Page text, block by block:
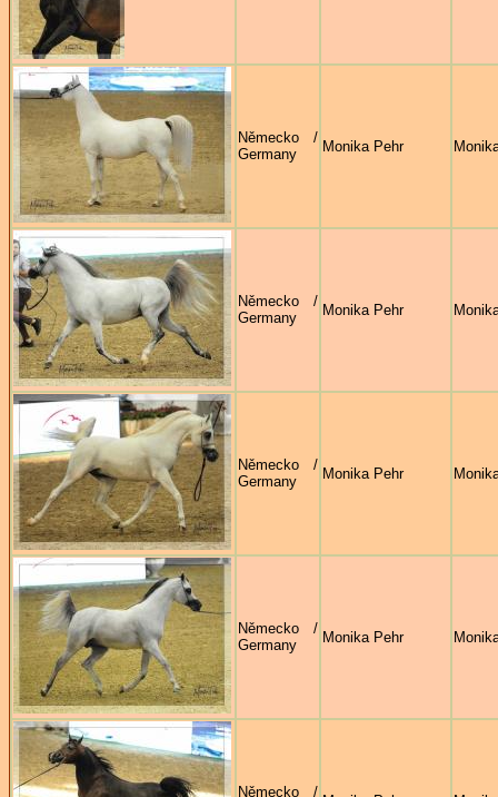
Německo /
Germany
Monika Pehr
Německo /
Germany
Monika Pehr
Německo /
Germany
Monika Pehr
Německo /
Germany
Monika Pehr
Německo /